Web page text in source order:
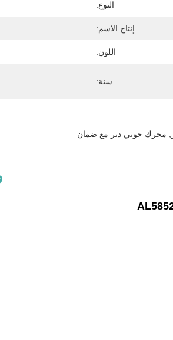
النوع:
إنتاج الاسم:
اللون:
سنة:
محرك جوني دير مع ضمان